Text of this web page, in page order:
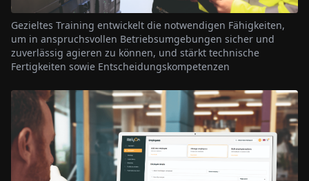
Gezieltes Training entwickelt die notwendigen Fähigkeiten,
um in anspruchsvollen Betriebsumgebungen sicher und
zuverlässig agieren zu können, und stärkt technische
Fertigkeiten sowie Entscheidungskompetenzen